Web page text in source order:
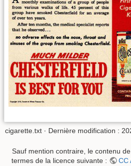
cigarette.txt · Dernière modification :
Sauf mention contraire, le contenu
termes de la licence suivante :
CC